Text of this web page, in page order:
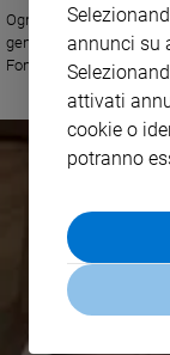
Ogni anno 90.000
genitori è parte
Fondazione Ronald
annunci su
attivati
cookie o
potranno